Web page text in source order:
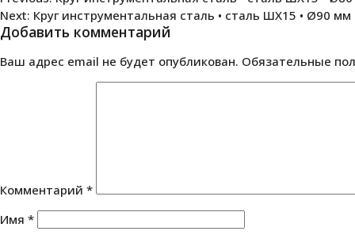
по
записям
Next: Круг инструментальная сталь • сталь ШХ15 • Ø90 мм
Добавить комментарий
Ваш адрес email не будет опубликован. Обязательные
Комментарий *
Имя *